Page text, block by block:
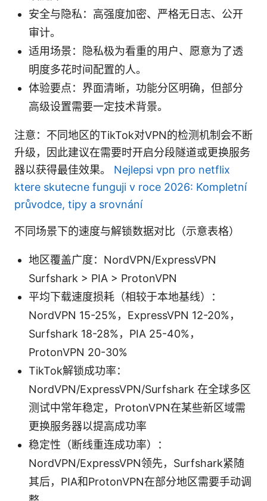
安全与隐私：高强度加密、严格无日志、公开
审计。
适用场景：隐私极为看重的用户、愿意为了透
明度多花时间配置的人。
体验要点：界面清晰，功能分区明确，但部分
高级设置需要一定技术背景。
注意：不同地区的TikTok对VPN的检测机制会不断
升级，因此建议在需要时开启分段隧道或更换服务
器以获得最佳效果。 Nejlepsi vpn pro netflix
ktere skutecne funguji v roce 2026: Kompletní
průvodce, tipy a srovnání
不同场景下的速度与解锁数据对比（示意表格）
地区覆盖广度：NordVPN/ExpressVPN
Surfshark > PIA > ProtonVPN
平均下载速度损耗（相较于本地基线）：
NordVPN 15-25%，ExpressVPN 12-20%，
Surfshark 18-28%，PIA 25-40%，
ProtonVPN 20-30%
TikTok解锁成功率：
NordVPN/ExpressVPN/Surfshark 在全球多区
测试中常年稳定，ProtonVPN在某些新区域需
更换服务器以提高成功率
稳定性（断线重连成功率）：
NordVPN/ExpressVPN领先，Surfshark紧随
其后，PIA和ProtonVPN在部分地区需要手动调